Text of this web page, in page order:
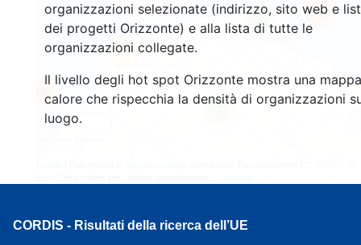
organizzazioni selezionate (indirizzo, sito web e
dei progetti Orizzonte) e alla lista di tutte le
organizzazioni collegate.
Il livello degli hot spot Orizzonte mostra una
calore che rispecchia la densità di organizzazioni
luogo.
7
328
4
55
CORDIS - Risultati della ricerca dell’UE